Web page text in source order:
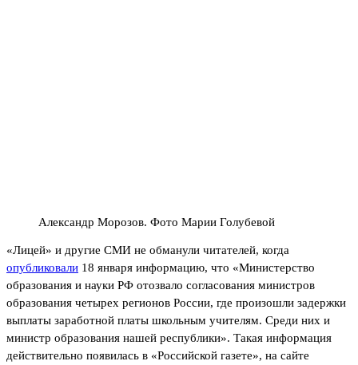
Александр Морозов. Фото Марии Голубевой
«Лицей» и другие СМИ не обманули читателей, когда
опубликовали 18 января информацию, что «Министерство
образования и науки РФ отозвало согласования министров
образования четырех регионов России, где произошли задержки
выплаты заработной платы школьным учителям. Среди них и
министр образования нашей республики». Такая информация
действительно появилась в «Российской газете», на сайте